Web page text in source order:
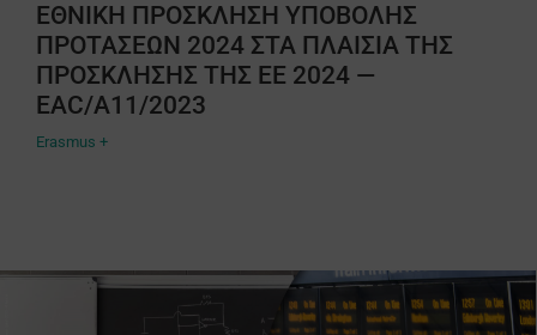
ΕΘΝΙΚΗ ΠΡΟΣΚΛΗΣΗ ΥΠΟΒΟΛΗΣ
ΠΡΟΤΑΣΕΩΝ 2024 ΣΤΑ ΠΛΑΙΣΙΑ ΤΗΣ
ΠΡΟΣΚΛΗΣΗΣ ΤΗΣ ΕΕ 2024 —
EAC/A11/2023
Erasmus +